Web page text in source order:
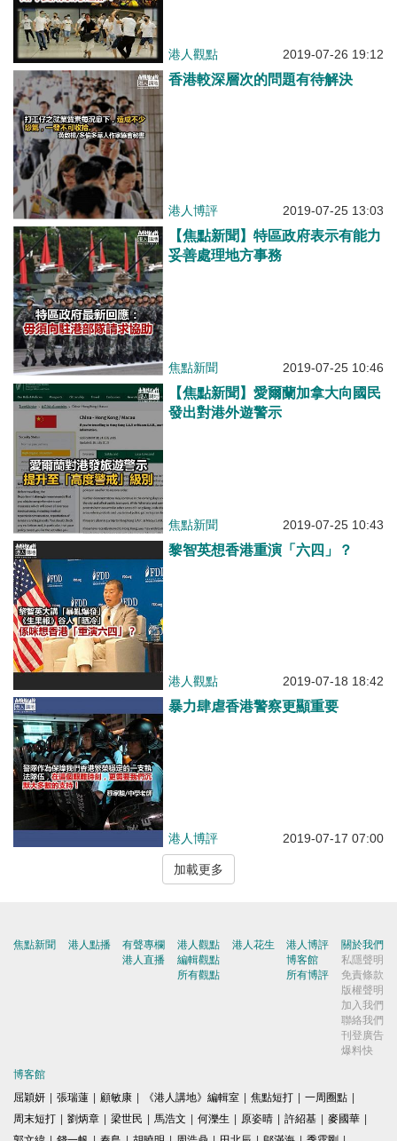
港人觀點 2019-07-26 19:12
香港較深層次的問題有待解決
港人博評 2019-07-25 13:03
【焦點新聞】特區政府表示有能力
妥善處理地方事務
焦點新聞 2019-07-25 10:46
【焦點新聞】愛爾蘭加拿大向國民
發出對港外遊警示
焦點新聞 2019-07-25 10:43
黎智英想香港重演「六四」？
港人觀點 2019-07-18 18:42
暴力肆虐香港警察更顯重要
港人博評 2019-07-17 07:00
加載更多
焦點新聞 港人點播
有聲專欄
港人直播
港人觀點
編輯觀點
所有觀點
港人花生
港人博評
博客館
所有博評
關於我們
私隱聲明
免責條款
版權聲明
加入我們
聯絡我們
刊登廣告
爆料快
博客館
屈穎妍 | 張瑞蓮 | 顧敏康 | 《港人講地》編輯室 | 焦點短打 | 一周圈點 |
周末短打 | 劉炳章 | 梁世民 | 馬浩文 | 何濼生 | 原姿晴 | 許紹基 | 麥國華 |